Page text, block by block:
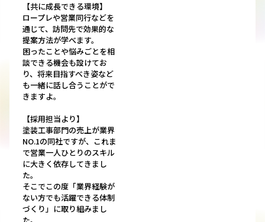
【共に成長できる環境】
ロープレや営業同行などを
通じて、訪問先で効果的な
提案方法が学べます。
困ったことや悩みごとを相
談できる機会も設けてお
り、将来目指すべき姿など
も一緒に話し合うことがで
きますよ。
【採用担当より】
塗装工事部門の売上が業界
NO.1の同社ですが、これま
で営業一人ひとりのスキル
に大きく依存してきまし
た。
そこでこの度「業界経験が
ない方でも活躍できる体制
づくり」に取り組みまし